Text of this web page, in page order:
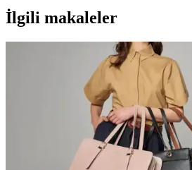
İlgili makaleler